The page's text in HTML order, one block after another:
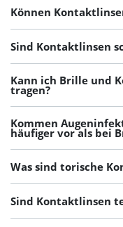
Können
Sind Kontaktlinsen
Kann ich Brille und
tragen?
Kommen
häufiger vor als bei
Was sind torische
Sind Kontaktlinsen